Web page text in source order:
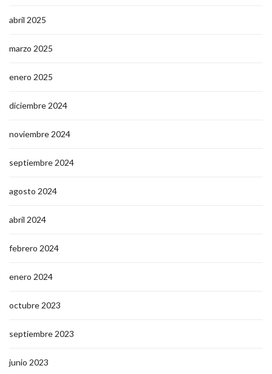
abril 2025
marzo 2025
enero 2025
diciembre 2024
noviembre 2024
septiembre 2024
agosto 2024
abril 2024
febrero 2024
enero 2024
octubre 2023
septiembre 2023
junio 2023